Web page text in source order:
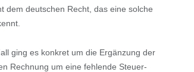
dem deutschen Recht, das eine solche
ging es konkret um die Ergänzung der
Rechnung um eine fehlende Steuer-